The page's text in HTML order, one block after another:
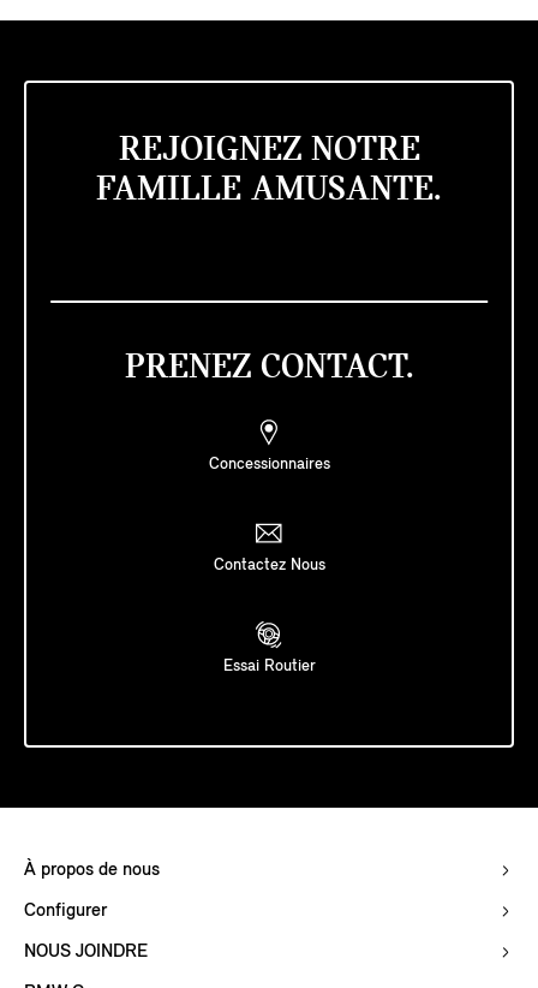
REJOIGNEZ NOTRE
FAMILLE AMUSANTE.
PRENEZ CONTACT.
Concessionnaires
Contactez Nous
Essai Routier
À propos de nous
Configurer
NOUS JOINDRE